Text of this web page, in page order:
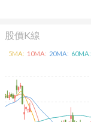
股價K線
5MA: 10MA: 20MA: 60MA: